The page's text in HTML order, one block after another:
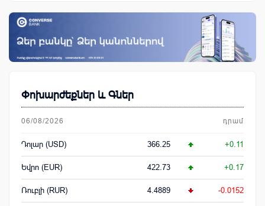
Փոխարժեքներ և Գներ
06/08/2026 դրամ
Դոլար (USD) 366.25 +0.11
Եվրո (EUR) 422.73 +0.17
Ռուբլի (RUR) 4.4889 -0.0152